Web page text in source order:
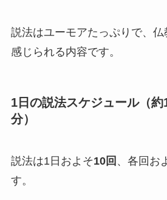
説法はユーモアたっぷりで、
感じられる内容です。
1日の説法スケジュール（
分）
説法は1日およそ10回 、各回お
す。